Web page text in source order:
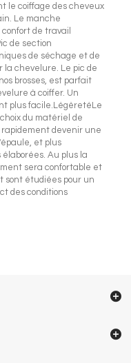
le coiffage des cheveux
Le manche
de travail
de section
de séchage et de
la chevelure. Le pic de
brosses, est parfait
à coiffer. Un
plus facile.LégèretéLe
du matériel de
rapidement devenir une
et plus
Au plus la
sera confortable et
sont étudiées pour un
des conditions